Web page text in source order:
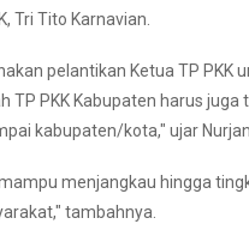
Tri Tito Karnavian.
pelantikan Ketua TP PKK
TP PKK Kabupaten harus
kabupaten/kota," ujar
menjangkau hingga
tambahnya.